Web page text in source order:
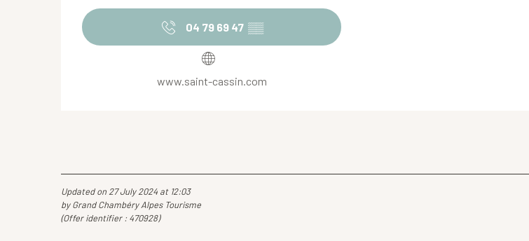
04 79 69 47 ▒▒
www.saint-cassin.com
Updated on 27 July 2024 at 12:03
by Grand Chambéry Alpes Tourisme
(Offer identifier : 470928)